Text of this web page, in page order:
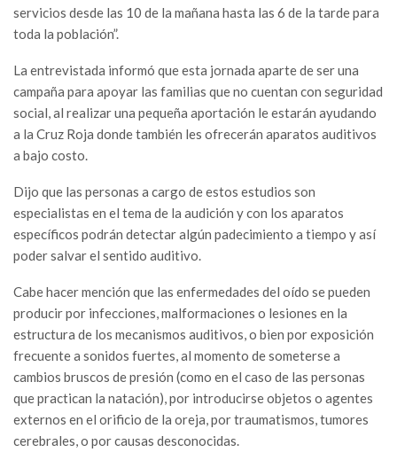
servicios desde las 10 de la mañana hasta las 6 de la tarde para
toda la población”.
La entrevistada informó que esta jornada aparte de ser una
campaña para apoyar las familias que no cuentan con seguridad
social, al realizar una pequeña aportación le estarán ayudando
a la Cruz Roja donde también les ofrecerán aparatos auditivos
a bajo costo.
Dijo que las personas a cargo de estos estudios son
especialistas en el tema de la audición y con los aparatos
específicos podrán detectar algún padecimiento a tiempo y así
poder salvar el sentido auditivo.
Cabe hacer mención que las enfermedades del oído se pueden
producir por infecciones, malformaciones o lesiones en la
estructura de los mecanismos auditivos, o bien por exposición
frecuente a sonidos fuertes, al momento de someterse a
cambios bruscos de presión (como en el caso de las personas
que practican la natación), por introducirse objetos o agentes
externos en el orificio de la oreja, por traumatismos, tumores
cerebrales, o por causas desconocidas.